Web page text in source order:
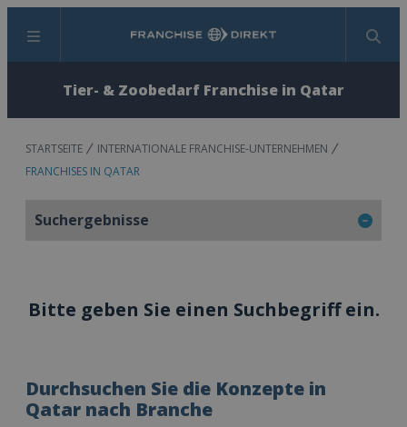
Menü Suchen
Tier- & Zoobedarf Franchise in Qatar
STARTSEITE
INTERNATIONALE FRANCHISE-UNTERNEHMEN
FRANCHISES IN QATAR
Suchergebnisse
Bitte geben Sie einen Suchbegriff ein.
Durchsuchen Sie die Konzepte in
Qatar nach Branche